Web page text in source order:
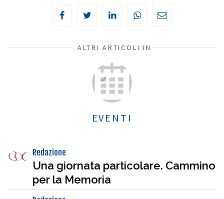
ALTRI ARTICOLI IN
EVENTI
Redazione
Una giornata particolare. Cammino
per la Memoria